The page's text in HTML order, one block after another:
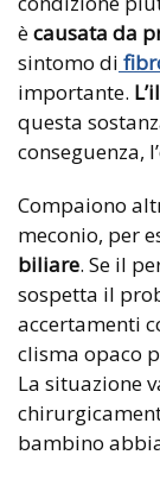
ècausata da
sintomo di
importante.
questa
conseguenza,
Compaiono
meconio, per
biliare. Se il
sospetta il
accertamenti
clisma opaco
La situazione
bambino